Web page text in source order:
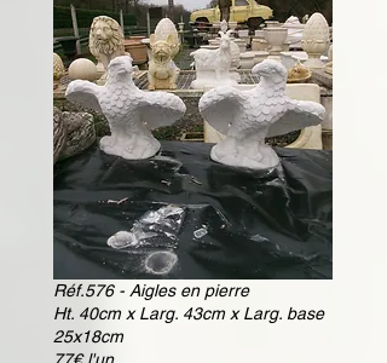
Réf.576 - Aigles en pierre
Ht. 40cm x Larg. 43cm x Larg. base
25x18cm